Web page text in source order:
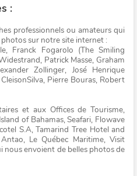
:
professionnels ou amateurs qui
sur notre site internet :
Franck Fogarolo (The Smiling
Patrick Masse, Graham
Zollinger, José Henrique
Pierre Bouras, Robert
et aux Offices de Tourisme,
of Bahamas, Seafari, Flowave
S.A, Tamarind Tree Hotel and
Le Québec Maritime, Visit
nous envoient de belles photos de